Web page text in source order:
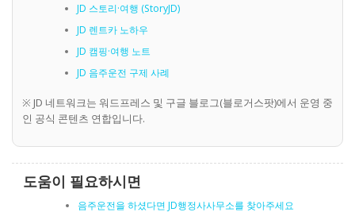
JD 스토리·여행 (StoryJD)
JD 렌트카 노하우
JD 캠핑·여행 노트
JD 음주운전 구제 사례
※ JD 네트워크는 워드프레스 및 구글 블로그(블로거스팟)에서 운영 중
인 공식 콘텐츠 연합입니다.
도움이 필요하시면
음주운전을 하셨다면 JD행정사사무소를 찾아주세요